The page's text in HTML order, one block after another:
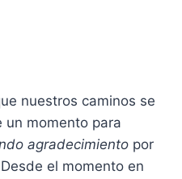
nuestros caminos se
un momento para
agradecimiento por
el momento en